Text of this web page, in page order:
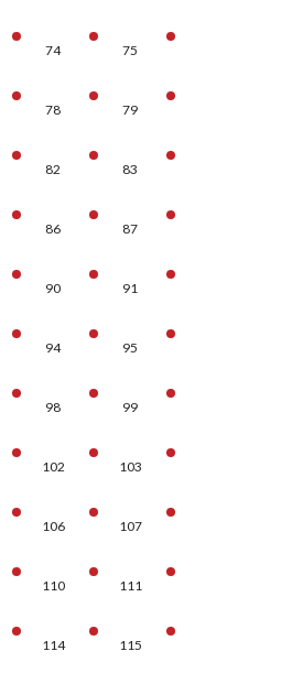
74 75
78 79
82 83
86 87
90 91
94 95
98 99
102 103
106 107
110 111
114 115